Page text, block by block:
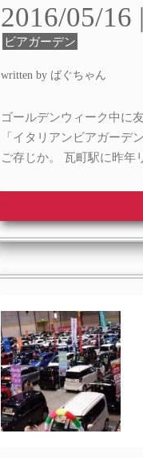
2016/05/16 |
ビアガーデン
written by ばぐちゃん
ゴールデンウィーク中に
「イタリアンビアガーデ
ご存じか。 瓦町駅に昨年